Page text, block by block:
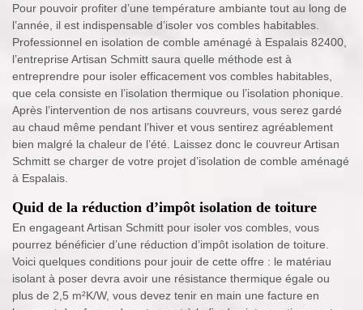
Pour pouvoir profiter d’une température ambiante tout au long de
l’année, il est indispensable d’isoler vos combles habitables.
Professionnel en isolation de comble aménagé à Espalais 82400,
l’entreprise Artisan Schmitt saura quelle méthode est à
entreprendre pour isoler efficacement vos combles habitables,
que cela consiste en l’isolation thermique ou l’isolation phonique.
Après l’intervention de nos artisans couvreurs, vous serez gardé
au chaud même pendant l’hiver et vous sentirez agréablement
bien malgré la chaleur de l’été. Laissez donc le couvreur Artisan
Schmitt se charger de votre projet d’isolation de comble aménagé
à Espalais.
Quid de la réduction d’impôt isolation de toiture
En engageant Artisan Schmitt pour isoler vos combles, vous
pourrez bénéficier d’une réduction d’impôt isolation de toiture.
Voici quelques conditions pour jouir de cette offre : le matériau
isolant à poser devra avoir une résistance thermique égale ou
plus de 2,5 m²K/W, vous devez tenir en main une facture en